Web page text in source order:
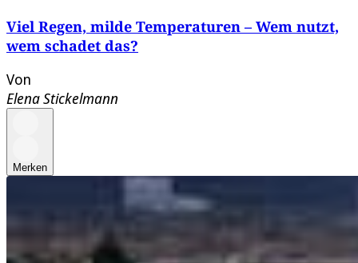
Viel Regen, milde Temperaturen – Wem nutzt,
wem schadet das?
Von
Elena Stickelmann
Merken